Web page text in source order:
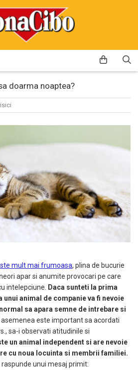
doarma noaptea?
mult mai frumoasa, plina de bucurie
apar si anumite provocari pe care
intelepciune.
Daca sunteti la prima
unui animal de companie va fi nevoie
sa apara semne de intrebare si
asemenea este important sa acordati
sa-i observati atitudinile si
un animal independent si are nevoie
cu noua locuinta si membrii familiei.
unui mesaj primit: